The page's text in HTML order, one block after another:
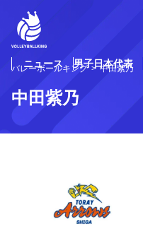
テ
ツ
プ
ニュース 男子日本代表
バレーボールキング 中田紫乃
中田紫乃